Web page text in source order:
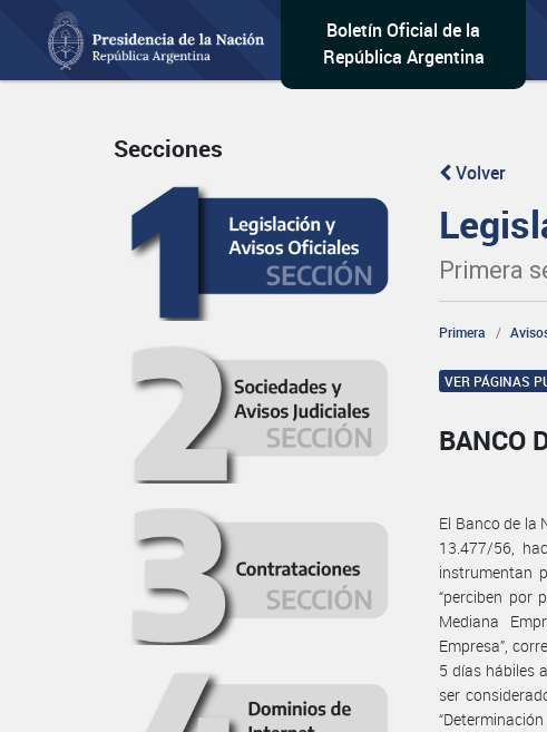
Boletín Oficial de la
República Argentina
Secciones
Volver
Primera
Primera
VER PÁGINAS
BANCO
El Banco de la
13.477/56,
instrumentan
“perciben por
Mediana
Empresa”,
5 días hábiles
ser